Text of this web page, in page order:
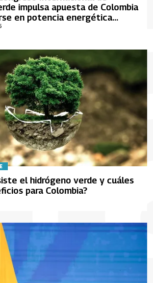
impulsa apuesta de Colombia
en potencia energética
el hidrógeno verde y cuáles
para Colombia?